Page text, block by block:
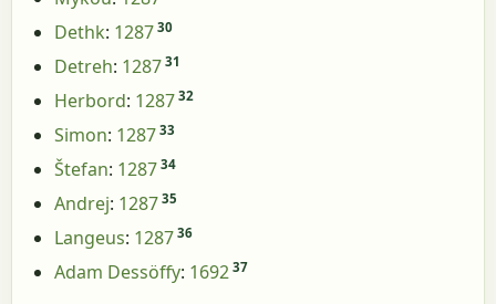
Dethk: 1287 30
Detreh: 1287 31
Herbord: 1287 32
Simon: 1287 33
Štefan: 1287 34
Andrej: 1287 35
Langeus: 1287 36
Adam Dessöffy: 1692 37